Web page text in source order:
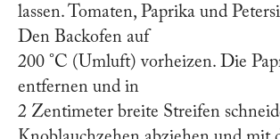
lassen. Tomaten, Paprika und
Den Backofen auf
200 °C (Umluft) vorheizen. Die
entfernen und in
2 Zentimeter breite Streifen